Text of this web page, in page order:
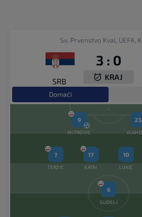
Sv. Prvenstvo Kval, UEFA,
SRB
3 : 0
KRAJ
Domaći
23
9
MITROVIC
10
LUKIC
17
KATAI
7
TERZIC
6
GUDELJ